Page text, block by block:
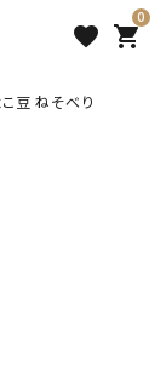
favorite
0
shopping_cart
こ豆 ねそべり